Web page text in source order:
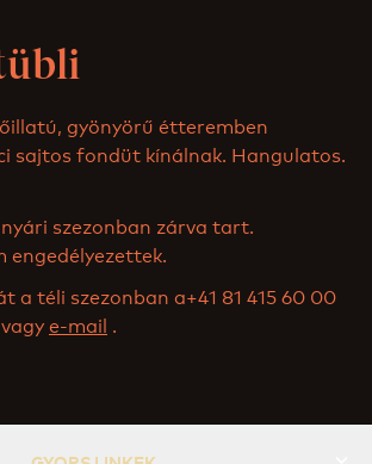
gyönyörű étteremben
sajtos fondüt kínálnak. Hangulatos.
szezonban zárva tart.
engedélyezettek.
a téli szezonban a+41 81 415 60 00
e-mail .